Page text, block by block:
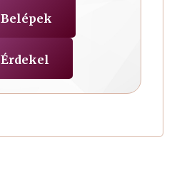
Belépek
Érdekel